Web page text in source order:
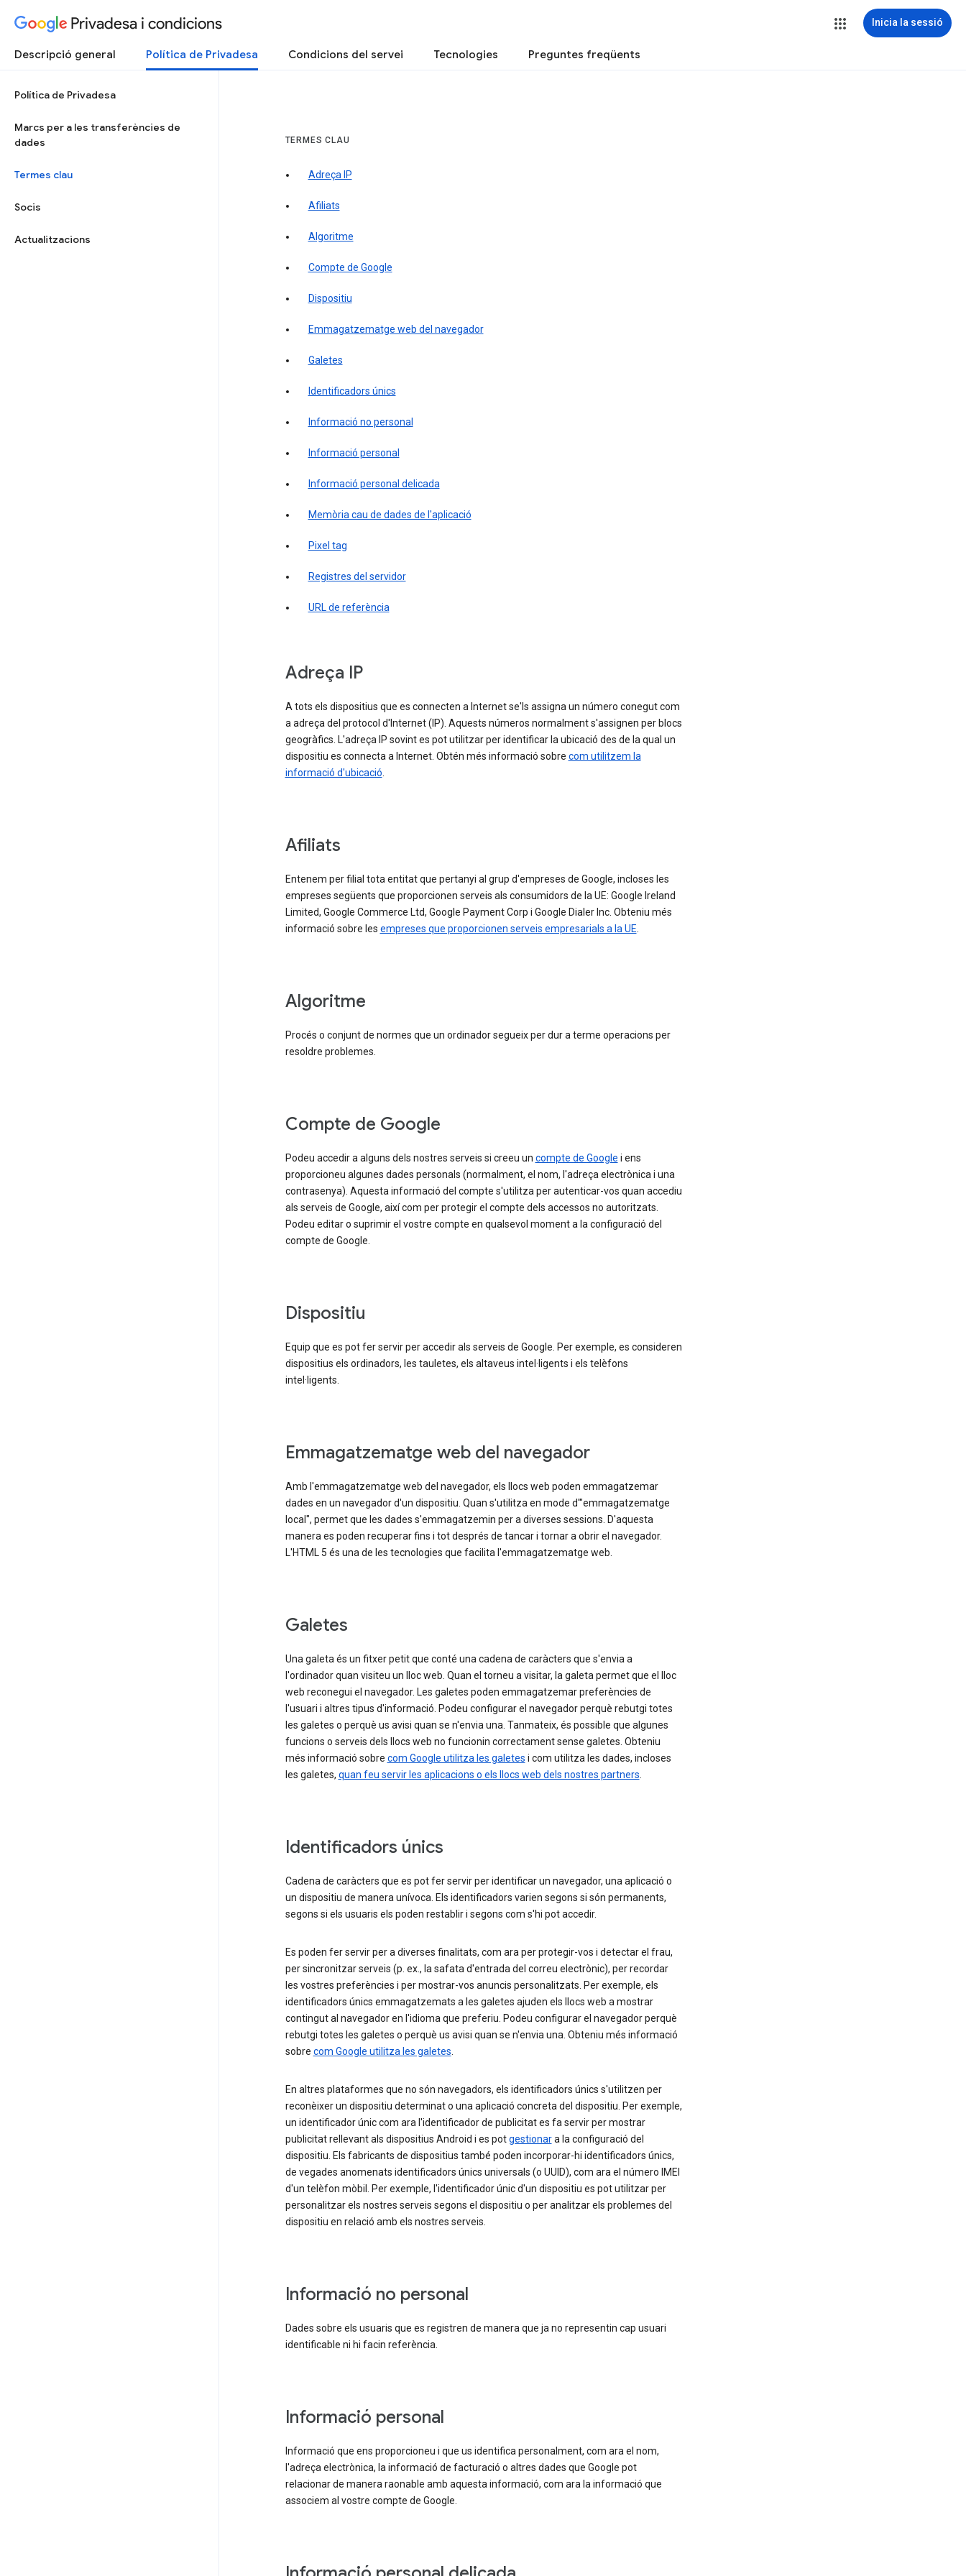
Privadesa i condicions Inicia la sessió
Descripció general Política de Privadesa Condicions del servei Tecnologies Preguntes freqüents
Política de Privadesa
Marcs per a les transferències de
dades
Termes clau
Socis
Actualitzacions
TERMES CLAU
Adreça IP
Afiliats
Algoritme
Compte de Google
Dispositiu
Emmagatzematge web del navegador
Galetes
Identificadors únics
Informació no personal
Informació personal
Informació personal delicada
Memòria cau de dades de l'aplicació
Pixel tag
Registres del servidor
URL de referència
Adreça IP
A tots els dispositius que es connecten a Internet se'ls assigna un número conegut com
a adreça del protocol d'Internet (IP). Aquests números normalment s'assignen per blocs
geogràfics. L'adreça IP sovint es pot utilitzar per identificar la ubicació des de la qual un
dispositiu es connecta a Internet. Obtén més informació sobre com utilitzem la
informació d'ubicació.
Afiliats
Entenem per filial tota entitat que pertanyi al grup d'empreses de Google, incloses les
empreses següents que proporcionen serveis als consumidors de la UE: Google Ireland
Limited, Google Commerce Ltd, Google Payment Corp i Google Dialer Inc. Obteniu més
informació sobre les empreses que proporcionen serveis empresarials a la UE.
Algoritme
Procés o conjunt de normes que un ordinador segueix per dur a terme operacions per
resoldre problemes.
Compte de Google
Podeu accedir a alguns dels nostres serveis si creeu un compte de Google i ens
proporcioneu algunes dades personals (normalment, el nom, l'adreça electrònica i una
contrasenya). Aquesta informació del compte s'utilitza per autenticar-vos quan accediu
als serveis de Google, així com per protegir el compte dels accessos no autoritzats.
Podeu editar o suprimir el vostre compte en qualsevol moment a la configuració del
compte de Google.
Dispositiu
Equip que es pot fer servir per accedir als serveis de Google. Per exemple, es consideren
dispositius els ordinadors, les tauletes, els altaveus intel·ligents i els telèfons
intel·ligents.
Emmagatzematge web del navegador
Amb l'emmagatzematge web del navegador, els llocs web poden emmagatzemar
dades en un navegador d'un dispositiu. Quan s'utilitza en mode d'"emmagatzematge
local", permet que les dades s'emmagatzemin per a diverses sessions. D'aquesta
manera es poden recuperar fins i tot després de tancar i tornar a obrir el navegador.
L'HTML 5 és una de les tecnologies que facilita l'emmagatzematge web.
Galetes
Una galeta és un fitxer petit que conté una cadena de caràcters que s'envia a
l'ordinador quan visiteu un lloc web. Quan el torneu a visitar, la galeta permet que el lloc
web reconegui el navegador. Les galetes poden emmagatzemar preferències de
l'usuari i altres tipus d'informació. Podeu configurar el navegador perquè rebutgi totes
les galetes o perquè us avisi quan se n'envia una. Tanmateix, és possible que algunes
funcions o serveis dels llocs web no funcionin correctament sense galetes. Obteniu
més informació sobre com Google utilitza les galetes i com utilitza les dades, incloses
les galetes, quan feu servir les aplicacions o els llocs web dels nostres partners.
Identificadors únics
Cadena de caràcters que es pot fer servir per identificar un navegador, una aplicació o
un dispositiu de manera unívoca. Els identificadors varien segons si són permanents,
segons si els usuaris els poden restablir i segons com s'hi pot accedir.
Es poden fer servir per a diverses finalitats, com ara per protegir-vos i detectar el frau,
per sincronitzar serveis (p. ex., la safata d'entrada del correu electrònic), per recordar
les vostres preferències i per mostrar-vos anuncis personalitzats. Per exemple, els
identificadors únics emmagatzemats a les galetes ajuden els llocs web a mostrar
contingut al navegador en l'idioma que preferiu. Podeu configurar el navegador perquè
rebutgi totes les galetes o perquè us avisi quan se n'envia una. Obteniu més informació
sobre com Google utilitza les galetes.
En altres plataformes que no són navegadors, els identificadors únics s'utilitzen per
reconèixer un dispositiu determinat o una aplicació concreta del dispositiu. Per exemple,
un identificador únic com ara l'identificador de publicitat es fa servir per mostrar
publicitat rellevant als dispositius Android i es potgestionara la configuració del
dispositiu. Els fabricants de dispositius també poden incorporar-hi identificadors únics,
de vegades anomenats identificadors únics universals (o UUID), com ara el número IMEI
d'un telèfon mòbil. Per exemple, l'identificador únic d'un dispositiu es pot utilitzar per
personalitzar els nostres serveis segons el dispositiu o per analitzar els problemes del
dispositiu en relació amb els nostres serveis.
Informació no personal
Dades sobre els usuaris que es registren de manera que ja no representin cap usuari
identificable ni hi facin referència.
Informació personal
Informació que ens proporcioneu i que us identifica personalment, com ara el nom,
l'adreça electrònica, la informació de facturació o altres dades que Google pot
relacionar de manera raonable amb aquesta informació, com ara la informació que
associem al vostre compte de Google.